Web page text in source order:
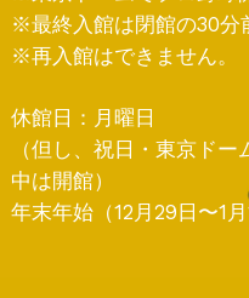
※最終入館は閉館の30分
※再入館はできません。
休館日：月曜日
（但し、祝日・東京ド
中は開館）
年末年始（12月29日〜1